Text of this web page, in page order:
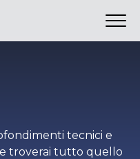
tecnici e
troverai tutto quello